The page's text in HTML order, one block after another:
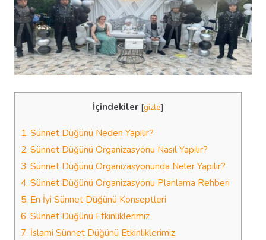
İçindekiler [gizle]
1. Sünnet Düğünü Neden Yapılır?
2. Sünnet Düğünü Organizasyonu Nasıl Yapılır?
3. Sünnet Düğünü Organizasyonunda Neler Yapılır?
4. Sünnet Düğünü Organizasyonu Planlama Rehberi
5. En İyi Sünnet Düğünü Konseptleri
6. Sünnet Düğünü Etkinliklerimiz
7. İslami Sünnet Düğünü Etkinliklerimiz